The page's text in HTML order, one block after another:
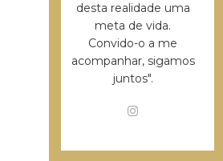
desta realidade uma
meta de vida.
Convido-o a me
acompanhar, sigamos
juntos".